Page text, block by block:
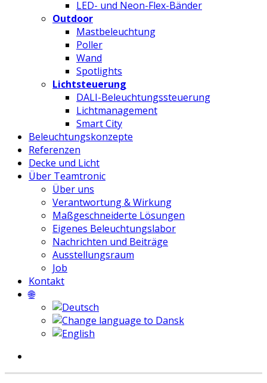
LED- und Neon-Flex-Bänder
Outdoor
Mastbeleuchtung
Poller
Wand
Spotlights
Lichtsteuerung
DALI-Beleuchtungssteuerung
Lichtmanagement
Smart City
Beleuchtungskonzepte
Referenzen
Decke und Licht
Über Teamtronic
Über uns
Verantwortung & Wirkung
Maßgeschneiderte Lösungen
Eigenes Beleuchtungslabor
Nachrichten und Beiträge
Ausstellungsraum
Job
Kontakt
🌐